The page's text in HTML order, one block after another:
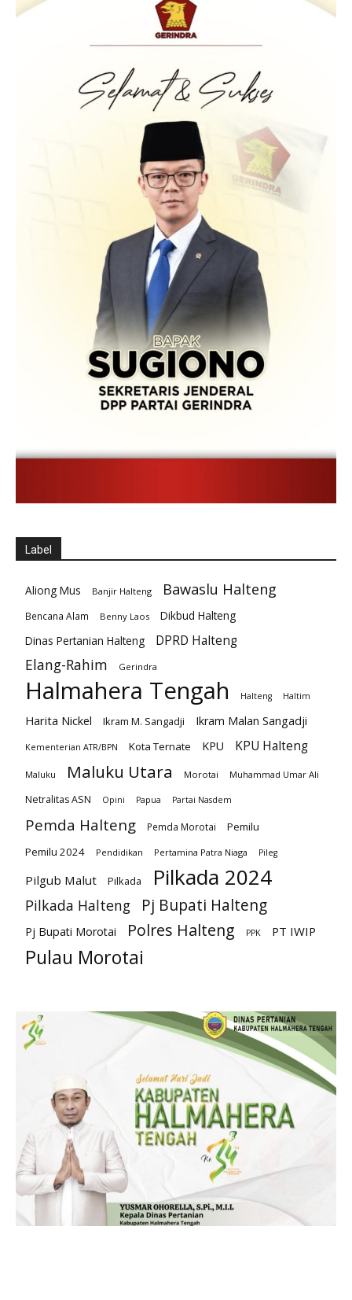
Label
Aliong Mus Banjir Halteng Bawaslu Halteng
Bencana Alam Benny Laos
Dikbud Halteng
Dinas Pertanian Halteng
DPRD Halteng
Elang-Rahim Gerindra
Halmahera Tengah Halteng Haltim
Harita Nickel Ikram M. Sangadji Ikram Malan Sangadji
Kementerian ATR/BPN Kota Ternate KPU KPU Halteng
Maluku Maluku Utara Morotai Muhammad Umar Ali
Netralitas ASN Opini Papua Partai Nasdem
Pemda Halteng Pemda Morotai
Pemilu
Pemilu 2024
Pendidikan Pertamina Patra Niaga Pileg
Pilgub Malut Pilkada Pilkada 2024
Pilkada Halteng Pj Bupati Halteng
Pj Bupati Morotai Polres Halteng PPK PT IWIP
Pulau Morotai